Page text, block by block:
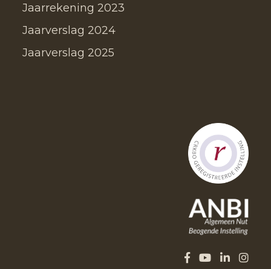
Jaarrekening 2023
Jaarverslag 2024
Jaarverslag 2025